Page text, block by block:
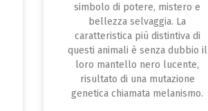
simbolo di potere, mistero e
bellezza selvaggia. La
caratteristica più distintiva di
questi animali è senza dubbio il
loro mantello nero lucente,
risultato di una mutazione
genetica chiamata melanismo.